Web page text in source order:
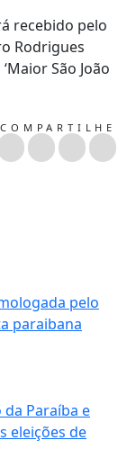
recebido pelo
Rodrigues
São João
COMPARTILHE
pelo
paraibana
Paraíba e
eleições de